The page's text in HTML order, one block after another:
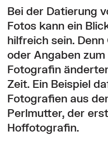
Bei der Datierung
Fotos kann ein
hilfreich sein.
oder Angaben
Fotografin
Zeit. Ein Beispiel
Fotografien aus
Perlmutter, der
Hoffotografin.